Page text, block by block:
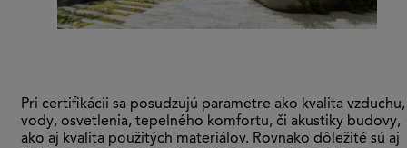
Pri certifikácii sa posudzujú parametre ako kvalita vzduchu,
vody, osvetlenia, tepelného komfortu, či akustiky budovy,
ako aj kvalita použitých materiálov. Rovnako dôležité sú aj